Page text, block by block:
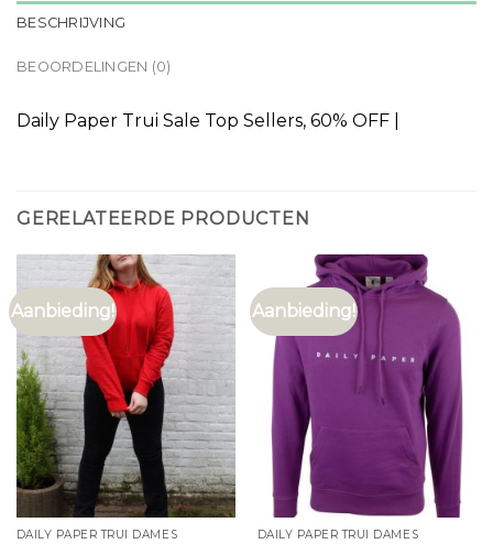
BESCHRIJVING
BEOORDELINGEN (0)
Daily Paper Trui Sale Top Sellers, 60% OFF |
GERELATEERDE PRODUCTEN
Aanbieding!
DAILY PAPER TRUI DAMES
Aanbieding!
DAILY PAPER TRUI DAMES